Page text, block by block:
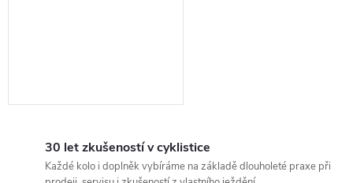
30 let zkušeností v cyklistice
Každé kolo i doplněk vybíráme na základě dlouholeté praxe při